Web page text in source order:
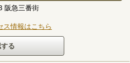
阪急三番街
ス情報はこちら